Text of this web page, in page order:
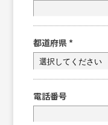
都道府県 *
電話番号